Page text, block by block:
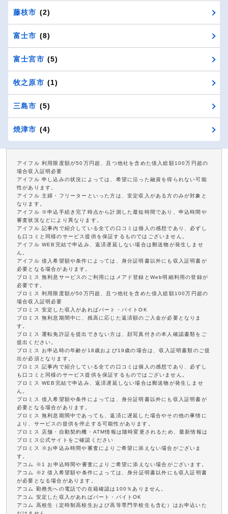
藤枝市 (2)
富士市 (8)
富士宮市 (5)
牧之原市 (1)
三島市 (5)
焼津市 (4)
アイフル 利用限度額が50万円超、且つ他社を含めた借入総額100万円超の
場合収入証明必要
アイフル 申し込みの状況によっては、希望に沿った融資を得られない可能
性があります。
アイフル 主婦・フリーターといった方は、安定収入がある方のみが対象と
なります。
アイフル ※申込手続き完了時点から計測した最短時間であり、申込時間や
審査状況などにより異なります。
アイフル 記事内で紹介している全ての口コミは個人の感想であり、必ずし
も口コミと同様のサービス提供を保証するものではございません。
アイフル WEB完結で申込み、返済遅延しない場合は郵送物が発生しませ
ん。
アイフル 借入希望額や条件によっては、身分証明書以外にも収入証明書が
必要となる場合があります。
プロミス 無利息サービスのご利用にはメアド登録とWeb明細利用の登録が
必要です。
プロミス 利用限度額が50万円超、且つ他社を含めた借入総額100万円超の
場合収入証明必要
プロミス 安定した収入があればパート・バイトOK
プロミス 無利息期間中に、残高に応じた返済額のご入金が必要となりま
す。
プロミス 運転免許証を提出できない方は、顔写真付きの本人確認書類をご
提出ください。
プロミス お申込時の年齢が18歳および19歳の場合は、収入証明書類のご提
出が必須となります。
プロミス 記事内で紹介している全ての口コミは個人の感想であり、必ずし
も口コミと同様のサービス提供を保証するものではございません。
プロミス WEB完結で申込み、返済遅延しない場合は郵送物が発生しませ
ん。
プロミス 借入希望額や条件によっては、身分証明書以外にも収入証明書が
必要となる場合があります。
プロミス 無利息期間中であっても、返済に遅延した場合やその他の事情に
より、サービスの提供を停止する可能性があります。
プロミス 店舗・自動契約機・ATM情報は随時変更されるため、最新情報は
プロミス公式サイトをご確認ください
プロミス ※お申込み時間や審査によりご希望に添えない場合がございま
す。
アコム ※1 お申込時間や審査によりご希望に添えない場合がございます。
アコム ※2 借入希望額や条件によっては、身分証明書以外にも収入証明書
が必要となる場合があります。
アコム 勤務先への電話での在籍確認は100％ありません。
アコム 安定した収入があればパート・バイトOK
アコム 高校生（定時制高校生および高等専門学校生も含む）はお申込いた